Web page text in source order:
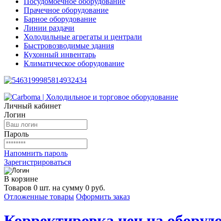
Прачечное оборудование
Барное оборудование
Линии раздачи
Холодильные агрегаты и централи
Быстровозводимые здания
Кухонный инвентарь
Климатическое оборудование
Личный кабинет
Логин
Пароль
Напомнить пароль
Зарегистрироваться
В корзине
Товаров 0 шт. на сумму 0 руб.
Отложенные товары Оформить заказ